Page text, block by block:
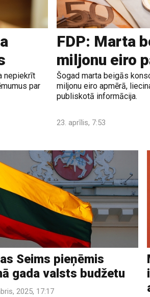
nepiekrīt
par
FDP: Marta
miljonu eiro
Šogad marta beigās
miljonu eiro apmērā,
publiskotā informācija.
23. aprīlis, 7:53
Seims pieņēmis
gada valsts budžetu
2025, 17:17